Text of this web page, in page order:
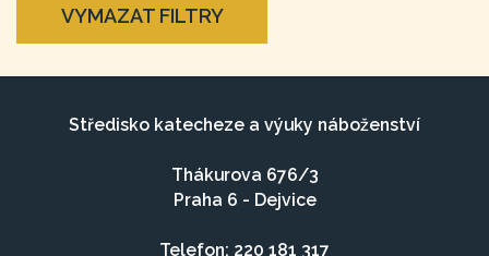
VYMAZAT FILTRY
Středisko katecheze a výuky náboženství
Thákurova 676/3
Praha 6 - Dejvice
Telefon: 220 181 317